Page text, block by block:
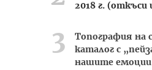
2018 г. (откъси
Топография на
каталог с
нашите